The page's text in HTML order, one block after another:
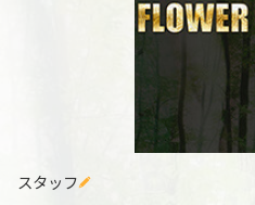
スタッフ